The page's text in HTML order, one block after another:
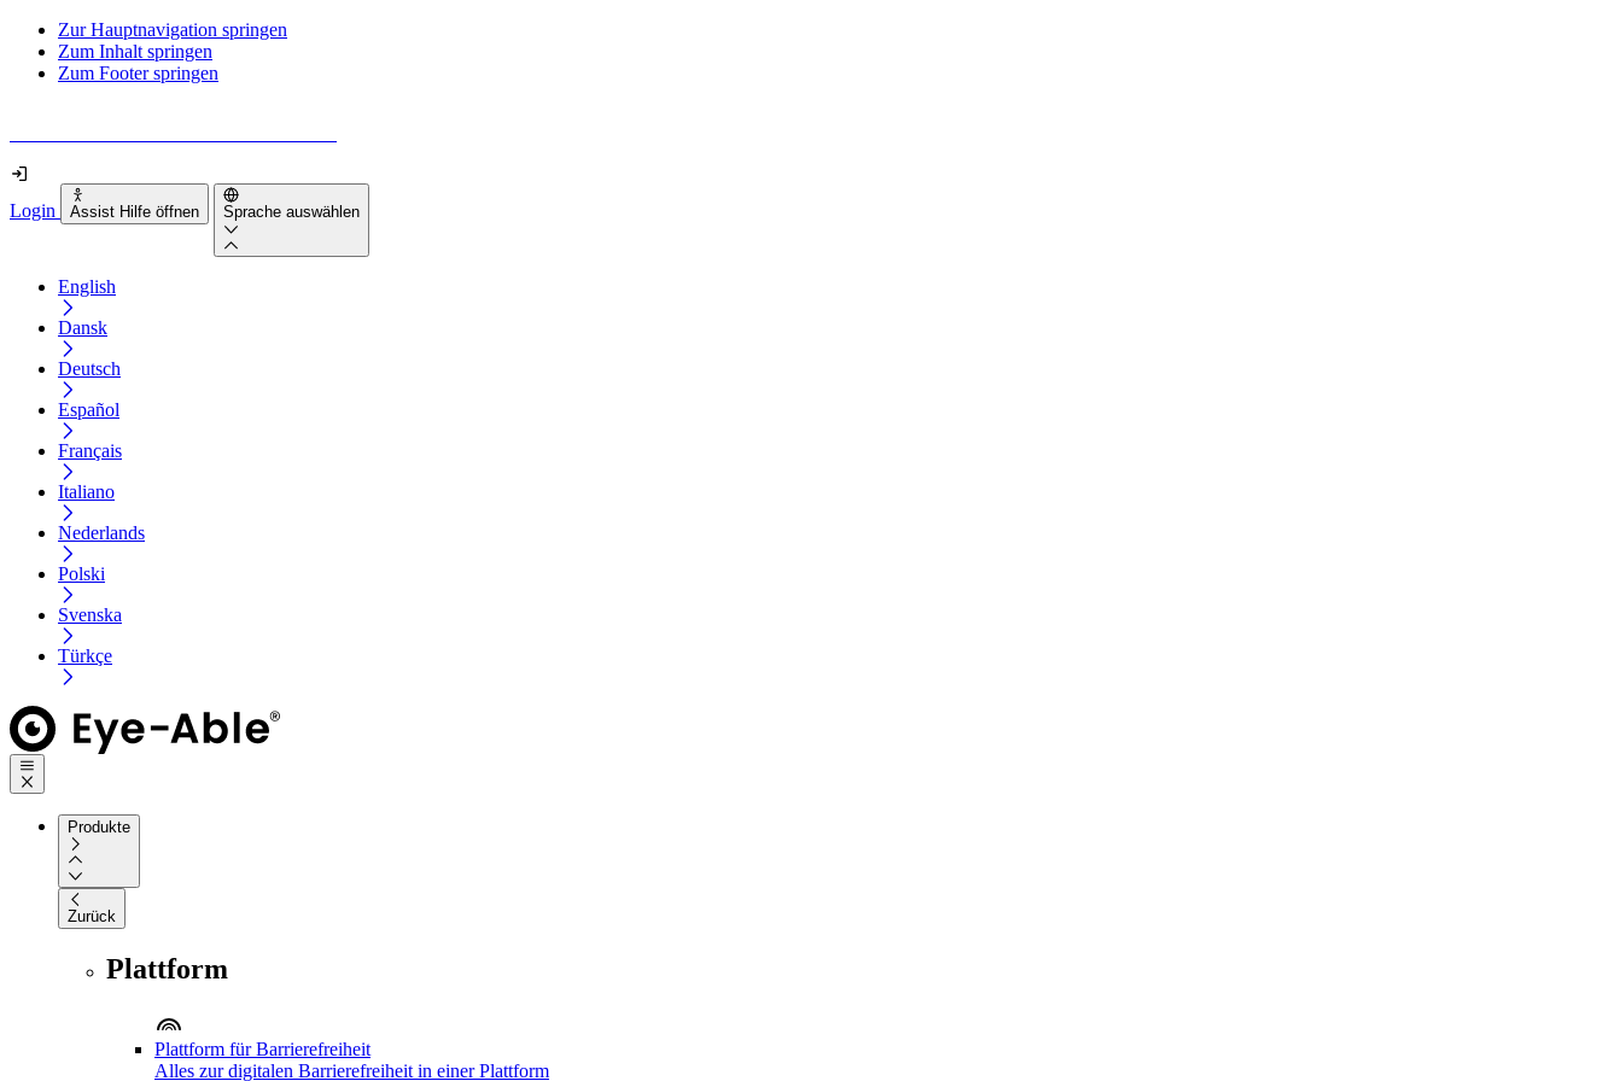
Zur Hauptnavigation springen
Zum Inhalt springen
Zum Footer springen
Login Assist Hilfe öffnen Sprache auswählen
English
Dansk
Deutsch
Español
Français
Italiano
Nederlands
Polski
Svenska
Türkçe
Produkte
Zurück
Plattform
Plattform für Barrierefreiheit
Alles zur digitalen Barrierefreiheit in einer Plattform